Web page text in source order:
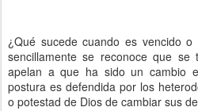
¿Qué sucede cuando es vencido
sencillamente se reconoce que
apelan a que ha sido un cambio
postura es defendida por los
o potestad de Dios de cambiar sus